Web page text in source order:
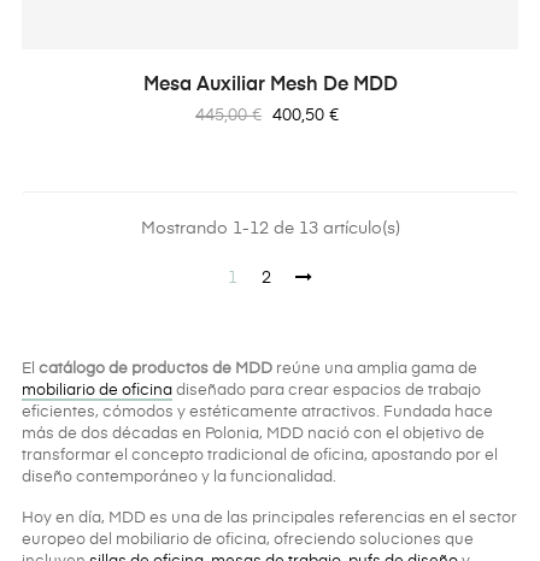
Mesa Auxiliar Mesh De MDD
Precio
445,00 € Precio
400,50 €
Mostrando 1-12 de 13 artículo(s)
1 2
El catálogo de productos de MDD reúne una amplia gama de
mobiliario de oficina diseñado para crear espacios de trabajo
eficientes, cómodos y estéticamente atractivos. Fundada hace
más de dos décadas en Polonia, MDD nació con el objetivo de
transformar el concepto tradicional de oficina, apostando por el
diseño contemporáneo y la funcionalidad.
Hoy en día, MDD es una de las principales referencias en el sector
europeo del mobiliario de oficina, ofreciendo soluciones que